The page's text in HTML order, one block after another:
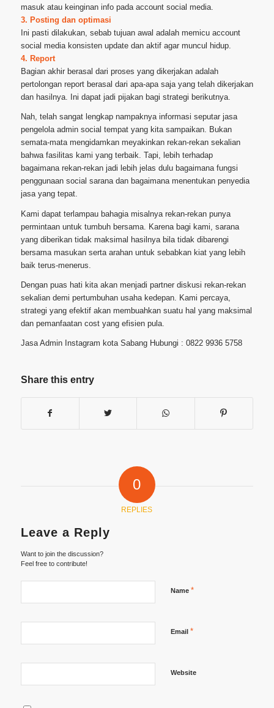
masuk atau keinginan info pada account social media.
3. Posting dan optimasi
Ini pasti dilakukan, sebab tujuan awal adalah memicu account
social media konsisten update dan aktif agar muncul hidup.
4. Report
Bagian akhir berasal dari proses yang dikerjakan adalah
pertolongan report berasal dari apa-apa saja yang telah dikerjakan
dan hasilnya. Ini dapat jadi pijakan bagi strategi berikutnya.
Nah, telah sangat lengkap nampaknya informasi seputar jasa
pengelola admin social tempat yang kita sampaikan. Bukan
semata-mata mengidamkan meyakinkan rekan-rekan sekalian
bahwa fasilitas kami yang terbaik. Tapi, lebih terhadap
bagaimana rekan-rekan jadi lebih jelas dulu bagaimana fungsi
penggunaan social sarana dan bagaimana menentukan penyedia
jasa yang tepat.
Kami dapat terlampau bahagia misalnya rekan-rekan punya
permintaan untuk tumbuh bersama. Karena bagi kami, sarana
yang diberikan tidak maksimal hasilnya bila tidak dibarengi
bersama masukan serta arahan untuk sebabkan kiat yang lebih
baik terus-menerus.
Dengan puas hati kita akan menjadi partner diskusi rekan-rekan
sekalian demi pertumbuhan usaha kedepan. Kami percaya,
strategi yang efektif akan membuahkan suatu hal yang maksimal
dan pemanfaatan cost yang efisien pula.
Jasa Admin Instagram kota Sabang Hubungi : 0822 9936 5758
Share this entry
0
REPLIES
Leave a Reply
Want to join the discussion?
Feel free to contribute!
Name *
Email *
Website